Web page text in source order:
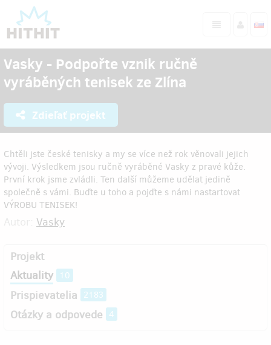
Vasky - Podpořte vznik ručně
vyráběných tenisek ze Zlína
Zdieľať projekt
Chtěli jste české tenisky a my se více než rok věnovali jejich
vývoji. Výsledkem jsou ručně vyráběné Vasky z pravé kůže.
První krok jsme zvládli. Ten další můžeme udělat jedině
společně s vámi. Buďte u toho a pojďte s námi nastartovat
VÝROBU TENISEK!
Vasky
Projekt
Aktuality
10
Prispievatelia 2183
Otázky a odpovede 4